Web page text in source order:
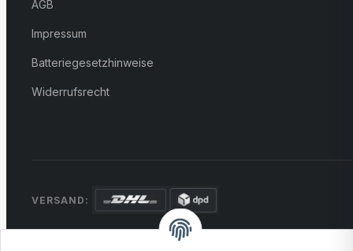
AGB
Impressum
Batteriegesetzhinweise
Widerrufsrecht
VERSAND:
ZAHLUNG: